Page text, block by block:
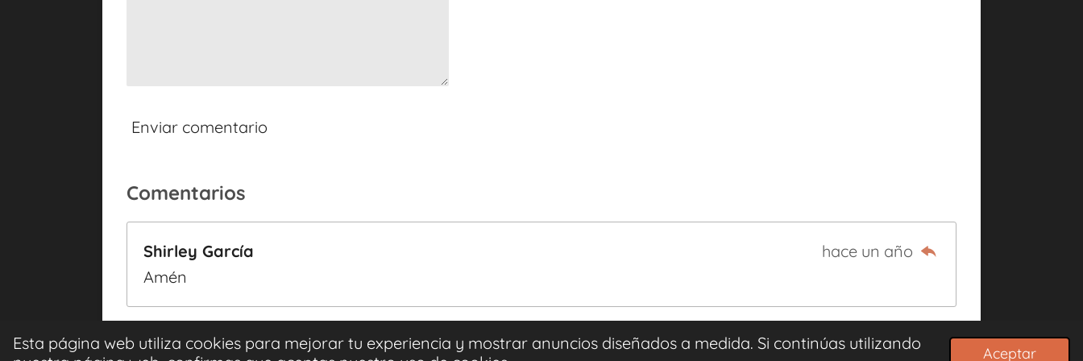
Esta página web utiliza cookies para mejorar tu experiencia y mostrar anuncios diseñados a medida. Si continúas utilizando
Aceptar
Enviar comentario
Comentarios
Shirley García
hace un año
Amén
Iglesia Cristiana Zion NC © 2023 ensupresencya